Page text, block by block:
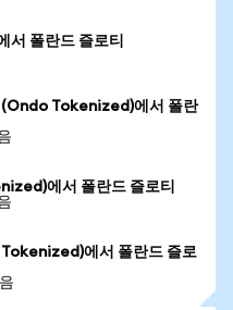
폴란드 즐로티
Tokenized)에서 폴란
에서 폴란드 즐로티
에서 폴란드 즐로